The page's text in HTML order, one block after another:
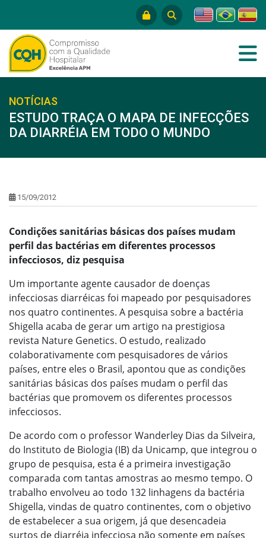
NOTÍCIAS
ESTUDO TRAÇA O MAPA DE INFECÇÕES
DA DIARRÉIA EM TODO O MUNDO
15/09/2012
Condições sanitárias básicas dos países mudam
perfil das bactérias em diferentes processos
infecciosos, diz pesquisa
Um importante agente causador de doenças
infecciosas diarréicas foi mapeado por pesquisadores
nos quatro continentes. A pesquisa sobre a bactéria
Shigella acaba de gerar um artigo na prestigiosa
revista Nature Genetics. O estudo, realizado
colaborativamente com pesquisadores de vários
países, entre eles o Brasil, apontou que as condições
sanitárias básicas dos países mudam o perfil das
bactérias que promovem os diferentes processos
infecciosos.
De acordo com o professor Wanderley Dias da Silveira,
do Instituto de Biologia (IB) da Unicamp, que integrou o
grupo de pesquisa, esta é a primeira investigação
comparada com tantas amostras ao mesmo tempo. O
trabalho envolveu ao todo 132 linhagens da bactéria
Shigella, vindas de quatro continentes, com o objetivo
de estabelecer a sua origem, já que desencadeia
surtos de diarréia infecciosa não somente em países